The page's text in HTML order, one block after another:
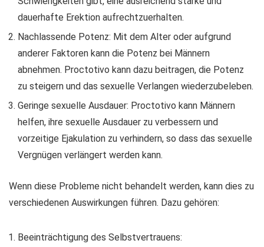
dauerhafte Erektion aufrechtzuerhalten.
Nachlassende Potenz: Mit dem Alter oder aufgrund
anderer Faktoren kann die Potenz bei Männern
abnehmen. Proctotivo kann dazu beitragen, die Potenz
zu steigern und das sexuelle Verlangen wiederzubeleben.
Geringe sexuelle Ausdauer: Proctotivo kann Männern
helfen, ihre sexuelle Ausdauer zu verbessern und
vorzeitige Ejakulation zu verhindern, so dass das sexuelle
Vergnügen verlängert werden kann.
Wenn diese Probleme nicht behandelt werden, kann dies zu
verschiedenen Auswirkungen führen. Dazu gehören:
Beeinträchtigung des Selbstvertrauens: